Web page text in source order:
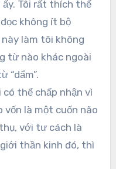
Tôi rất thích thể
không ít bộ
làm tôi không
từ nào khác ngoài
“dẩm”.
thể chấp nhận vì
vốn là một cuốn não
với tư cách là
thần kinh đó, thì